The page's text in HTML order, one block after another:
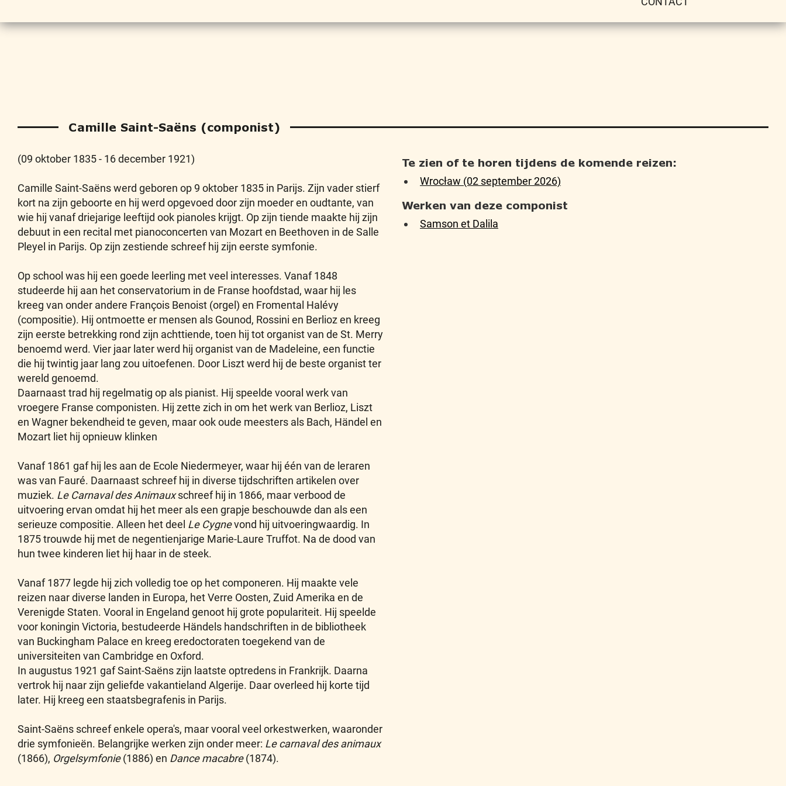
Camille Saint-Saëns (componist)
(09 oktober 1835 - 16 december 1921)
Camille Saint-Saëns werd geboren op 9 oktober 1835 in Parijs. Zijn vader stierf
kort na zijn geboorte en hij werd opgevoed door zijn moeder en oudtante, van
wie hij vanaf driejarige leeftijd ook pianoles krijgt. Op zijn tiende maakte hij zijn
debuut in een recital met pianoconcerten van Mozart en Beethoven in de Salle
Pleyel in Parijs. Op zijn zestiende schreef hij zijn eerste symfonie.
Op school was hij een goede leerling met veel interesses. Vanaf 1848
studeerde hij aan het conservatorium in de Franse hoofdstad, waar hij les
kreeg van onder andere François Benoist (orgel) en Fromental Halévy
(compositie). Hij ontmoette er mensen als Gounod, Rossini en Berlioz en kreeg
zijn eerste betrekking rond zijn achttiende, toen hij tot organist van de St. Merry
benoemd werd. Vier jaar later werd hij organist van de Madeleine, een functie
die hij twintig jaar lang zou uitoefenen. Door Liszt werd hij de beste organist ter
wereld genoemd.
Daarnaast trad hij regelmatig op als pianist. Hij speelde vooral werk van
vroegere Franse componisten. Hij zette zich in om het werk van Berlioz, Liszt
en Wagner bekendheid te geven, maar ook oude meesters als Bach, Händel en
Mozart liet hij opnieuw klinken
Vanaf 1861 gaf hij les aan de Ecole Niedermeyer, waar hij één van de leraren
was van Fauré. Daarnaast schreef hij in diverse tijdschriften artikelen over
muziek. Le Carnaval des Animauxschreef hij in 1866, maar verbood de
uitvoering ervan omdat hij het meer als een grapje beschouwde dan als een
serieuze compositie. Alleen het deel Le Cygnevond hij uitvoeringwaardig. In
1875 trouwde hij met de negentienjarige Marie-Laure Truffot. Na de dood van
hun twee kinderen liet hij haar in de steek.
Vanaf 1877 legde hij zich volledig toe op het componeren. Hij maakte vele
reizen naar diverse landen in Europa, het Verre Oosten, Zuid Amerika en de
Verenigde Staten. Vooral in Engeland genoot hij grote populariteit. Hij speelde
voor koningin Victoria, bestudeerde Händels handschriften in de bibliotheek
van Buckingham Palace en kreeg eredoctoraten toegekend van de
universiteiten van Cambridge en Oxford.
In augustus 1921 gaf Saint-Saëns zijn laatste optredens in Frankrijk. Daarna
vertrok hij naar zijn geliefde vakantieland Algerije. Daar overleed hij korte tijd
later. Hij kreeg een staatsbegrafenis in Parijs.
Saint-Saëns schreef enkele opera's, maar vooral veel orkestwerken, waaronder
drie symfonieën. Belangrijke werken zijn onder meer: Le carnaval des animaux
(1866), Orgelsymfonie(1886) en Dance macabre(1874).
Te zien of te horen tijdens de komende reizen:
Wrocław (02 september 2026)
Werken van deze componist
Samson et Dalila